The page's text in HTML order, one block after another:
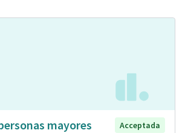
mayores
Acceptada